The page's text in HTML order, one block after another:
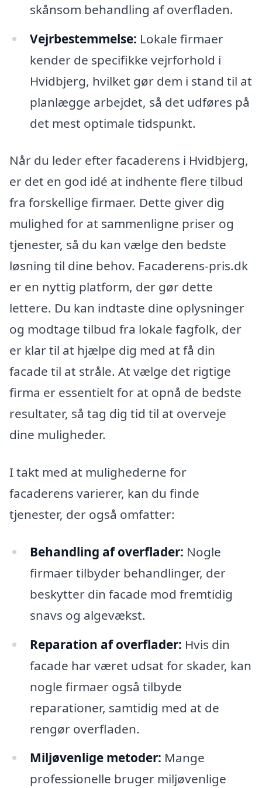
skånsom behandling af overfladen.
Vejrbestemmelse: Lokale firmaer
kender de specifikke vejrforhold i
Hvidbjerg, hvilket gør dem i stand til at
planlægge arbejdet, så det udføres på
det mest optimale tidspunkt.
Når du leder efter facaderens i Hvidbjerg,
er det en god idé at indhente flere tilbud
fra forskellige firmaer. Dette giver dig
mulighed for at sammenligne priser og
tjenester, så du kan vælge den bedste
løsning til dine behov. Facaderens-pris.dk
er en nyttig platform, der gør dette
lettere. Du kan indtaste dine oplysninger
og modtage tilbud fra lokale fagfolk, der
er klar til at hjælpe dig med at få din
facade til at stråle. At vælge det rigtige
firma er essentielt for at opnå de bedste
resultater, så tag dig tid til at overveje
dine muligheder.
I takt med at mulighederne for
facaderens varierer, kan du finde
tjenester, der også omfatter:
Behandling af overflader: Nogle
firmaer tilbyder behandlinger, der
beskytter din facade mod fremtidig
snavs og algevækst.
Reparation af overflader: Hvis din
facade har været udsat for skader, kan
nogle firmaer også tilbyde
reparationer, samtidig med at de
rengør overfladen.
Miljøvenlige metoder: Mange
professionelle bruger miljøvenlige